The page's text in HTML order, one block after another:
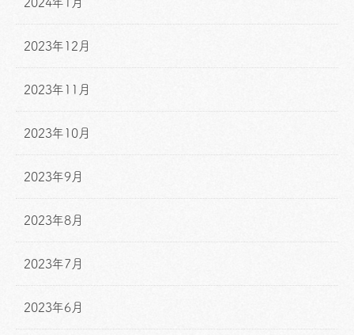
2023年12月
2023年11月
2023年10月
2023年9月
2023年8月
2023年7月
2023年6月